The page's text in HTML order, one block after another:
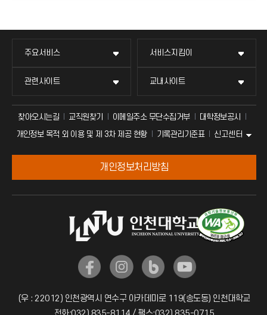
주요서비스 서비스지킴이
관련사이트 교내사이트
찾아오시는길 교직원찾기 이메일주소 무단수집거부
대학정보공시
개인정보 목적 외 이용 및 제 3차 제공 현황
기록관리기준표 신고센터
개인정보처리방침
(우 : 22012) 인천광역시 연수구 아카데미로 119(송도동) 인천대학교